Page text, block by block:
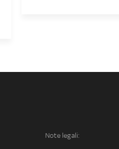
Note legali: